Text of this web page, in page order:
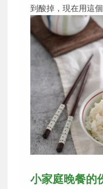
到酸掉，現在用這
小家庭晚餐的